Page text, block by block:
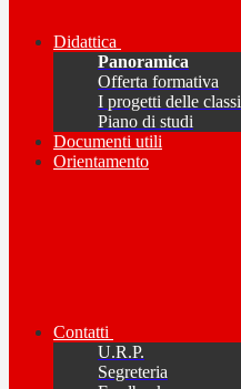
Didattica
Panoramica
Offerta formativa
I progetti delle classi
Piano di studi
Documenti utili
Orientamento
Contatti
U.R.P.
Segreteria